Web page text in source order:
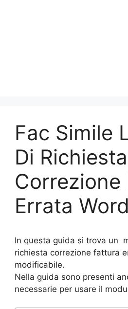
Fac Simile
Di Richiesta
Correzione
Errata Word
In questa guida si trova un
richiesta correzione fattura
modificabile.
Nella guida sono presenti
necessarie per usare il